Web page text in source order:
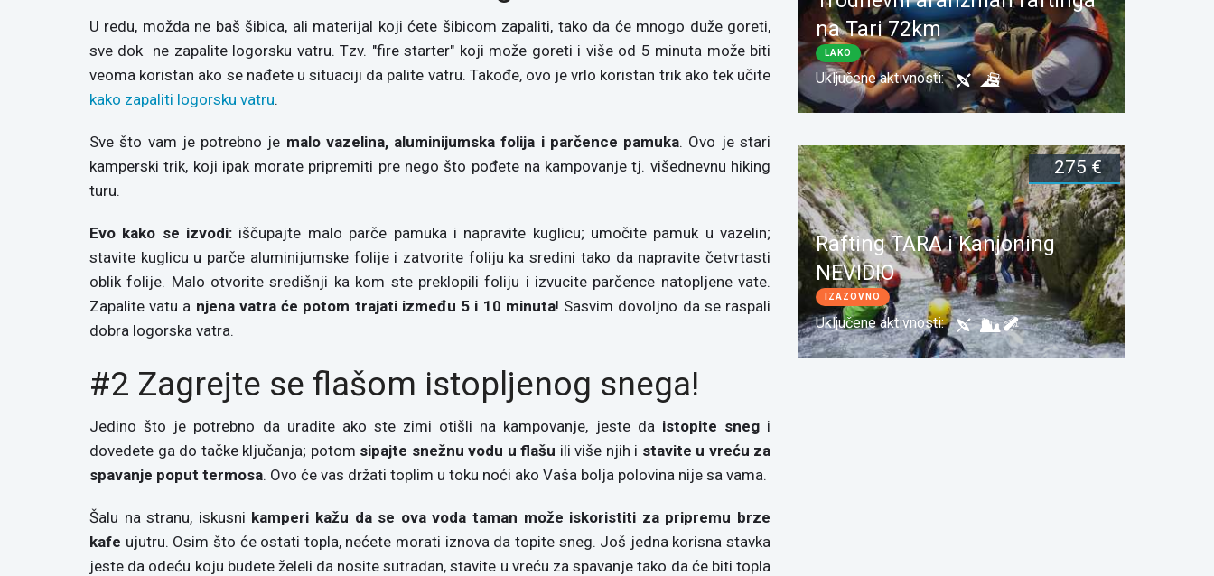
U redu, možda ne baš šibica, ali materijal koji ćete šibicom zapaliti, tako da će mnogo duže goreti,
sve dok ne zapalite logorsku vatru. Tzv. "fire starter" koji može goreti i više od 5 minuta može biti
veoma koristan ako se nađete u situaciji da palite vatru. Takođe, ovo je vrlo koristan trik ako tek učite
kako zapaliti logorsku vatru.
Sve što vam je potrebno je malo vazelina, aluminijumska folija i parčence pamuka. Ovo je stari
kamperski trik, koji ipak morate pripremiti pre nego što pođete na kampovanje tj. višednevnu hiking
turu.
Evo kako se izvodi: iščupajte malo parče pamuka i napravite kuglicu; umočite pamuk u vazelin;
stavite kuglicu u parče aluminijumske folije i zatvorite foliju ka sredini tako da napravite četvrtasti
oblik folije. Malo otvorite središnji ka kom ste preklopili foliju i izvucite parčence natopljene vate.
Zapalite vatu a njena vatra će potom trajati između 5 i 10 minuta! Sasvim dovoljno da se raspali
dobra logorska vatra.
#2 Zagrejte se flašom istopljenog snega!
Jedino što je potrebno da uradite ako ste zimi otišli na kampovanje, jeste da istopite snegi
dovedete ga do tačke ključanja; potom sipajte snežnu vodu u flašu ili više njih i stavite u vreću za
spavanje poput termosa. Ovo će vas držati toplim u toku noći ako Vaša bolja polovina nije sa vama.
Šalu na stranu, iskusni kamperi kažu da se ova voda taman može iskoristiti za pripremu brze
kafe ujutru. Osim što će ostati topla, nećete morati iznova da topite sneg. Još jedna korisna stavka
jeste da odeću koju budete želeli da nosite sutradan, stavite u vreću za spavanje tako da će biti topla
na Tari 72km
LAKO
Uključene aktivnosti:
Dužina: 3 dana Rezerviši
275 €
Rafting TARA i Kanjoning
NEVIDIO
IZAZOVNO
Uključene aktivnosti: